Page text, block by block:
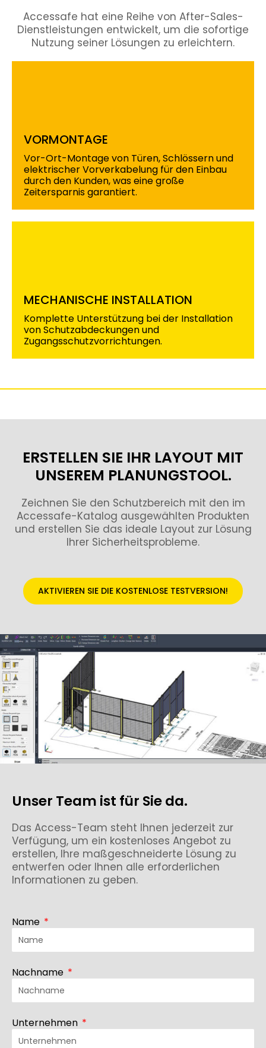
Accessafe hat eine Reihe von After-Sales-
Dienstleistungen entwickelt, um die sofortige
Nutzung seiner Lösungen zu erleichtern.
VORMONTAGE
Vor-Ort-Montage von Türen, Schlössern und
elektrischer Vorverkabelung für den Einbau
durch den Kunden, was eine große
Zeitersparnis garantiert.
MECHANISCHE INSTALLATION
Komplette Unterstützung bei der Installation
von Schutzabdeckungen und
Zugangsschutzvorrichtungen.
ERSTELLEN SIE IHR LAYOUT MIT
UNSEREM PLANUNGSTOOL.
Zeichnen Sie den Schutzbereich mit den im
Accessafe-Katalog ausgewählten Produkten
und erstellen Sie das ideale Layout zur Lösung
Ihrer Sicherheitsprobleme.
AKTIVIEREN SIE DIE KOSTENLOSE TESTVERSION!
Unser Team ist für Sie da.
Das Access-Team steht Ihnen jederzeit zur
Verfügung, um ein kostenloses Angebot zu
erstellen, Ihre maßgeschneiderte Lösung zu
entwerfen oder Ihnen alle erforderlichen
Informationen zu geben.
Name
Nachname
Unternehmen